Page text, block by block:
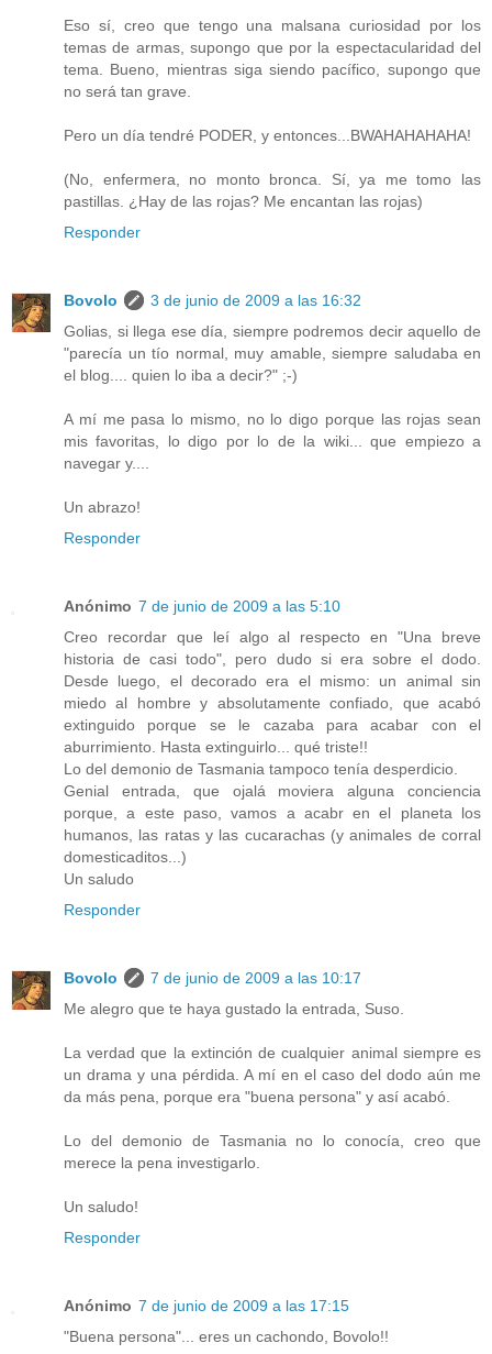
Eso sí, creo que tengo una malsana curiosidad por los
temas de armas, supongo que por la espectacularidad del
tema. Bueno, mientras siga siendo pacífico, supongo que
no será tan grave.
Pero un día tendré PODER, y entonces...BWAHAHAHAHA!
(No, enfermera, no monto bronca. Sí, ya me tomo las
pastillas. ¿Hay de las rojas? Me encantan las rojas)
Responder
Bovolo
3 de junio de 2009 a las 16:32
Golias, si llega ese día, siempre podremos decir aquello de
"parecía un tío normal, muy amable, siempre saludaba en
el blog.... quien lo iba a decir?" ;-)
A mí me pasa lo mismo, no lo digo porque las rojas sean
mis favoritas, lo digo por lo de la wiki... que empiezo a
navegar y....
Un abrazo!
Responder
Anónimo 7 de junio de 2009 a las 5:10
Creo recordar que leí algo al respecto en "Una breve
historia de casi todo", pero dudo si era sobre el dodo.
Desde luego, el decorado era el mismo: un animal sin
miedo al hombre y absolutamente confiado, que acabó
extinguido porque se le cazaba para acabar con el
aburrimiento. Hasta extinguirlo... qué triste!!
Lo del demonio de Tasmania tampoco tenía desperdicio.
Genial entrada, que ojalá moviera alguna conciencia
porque, a este paso, vamos a acabr en el planeta los
humanos, las ratas y las cucarachas (y animales de corral
domesticaditos...)
Un saludo
Responder
Bovolo
7 de junio de 2009 a las 10:17
Me alegro que te haya gustado la entrada, Suso.
La verdad que la extinción de cualquier animal siempre es
un drama y una pérdida. A mí en el caso del dodo aún me
da más pena, porque era "buena persona" y así acabó.
Lo del demonio de Tasmania no lo conocía, creo que
merece la pena investigarlo.
Un saludo!
Responder
Anónimo 7 de junio de 2009 a las 17:15
"Buena persona"... eres un cachondo, Bovolo!!